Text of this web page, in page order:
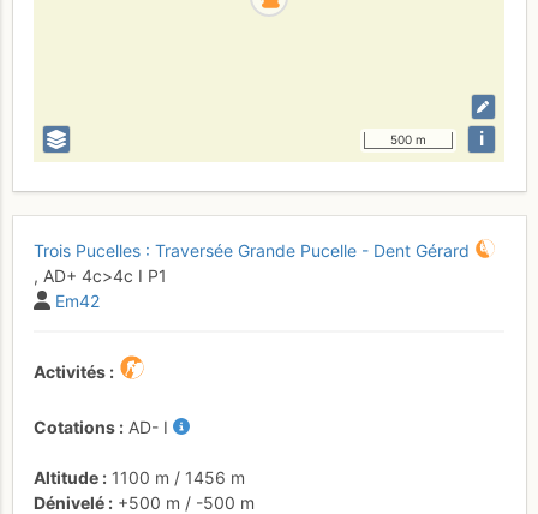
500 m i
Trois Pucelles : Traversée Grande Pucelle - Dent Gérard
, AD+ 4c>4c I P1
Em42
Activités
Cotations AD- I
Altitude 1100 m / 1456 m
Dénivelé
+500 m / -500 m